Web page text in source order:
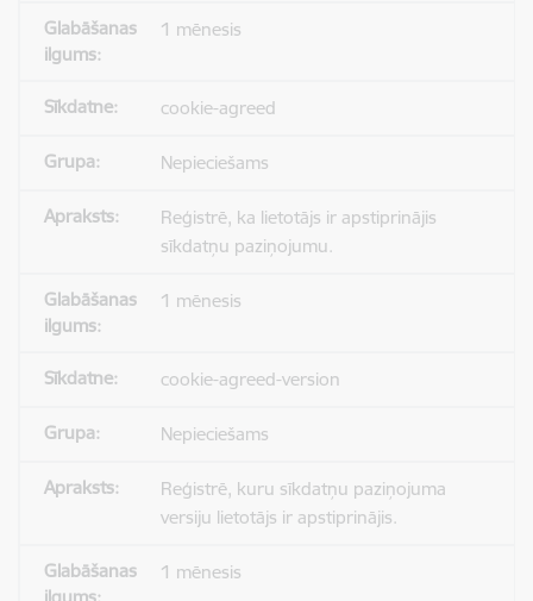
1 mēnesis
cookie-agreed
Nepieciešams
Reģistrē, ka lietotājs ir apstiprinājis
sīkdatņu paziņojumu.
1 mēnesis
cookie-agreed-version
Nepieciešams
Reģistrē, kuru sīkdatņu paziņojuma
versiju lietotājs ir apstiprinājis.
1 mēnesis